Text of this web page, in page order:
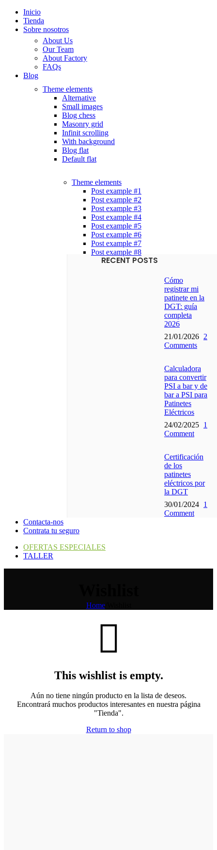
Inicio
Tienda
Sobre nosotros
About Us
Our Team
About Factory
FAQs
Blog
Theme elements
Alternative
Small images
Blog chess
Masonry grid
Infinit scrolling
With background
Blog flat
Default flat
Theme elements
Post example #1
Post example #2
Post example #3
Post example #4
Post example #5
Post example #6
Post example #7
Post example #8
RECENT POSTS
Cómo
registrar mi
patinete en la
DGT: guía
completa
2026
21/01/2026 2
Comments
Calculadora
para convertir
PSI a bar y de
bar a PSI para
Patinetes
Eléctricos
24/02/2025 1
Comment
Certificación
de los
patinetes
eléctricos por
la DGT
30/01/2024 1
Comment
Contacta-nos
Contrata tu seguro
OFERTAS ESPECIALES
TALLER
Home/
This wishlist is empty.
Aún no tiene ningún producto en la lista de deseos.
Encontrará muchos productos interesantes en nuestra página
"Tienda".
Return to shop